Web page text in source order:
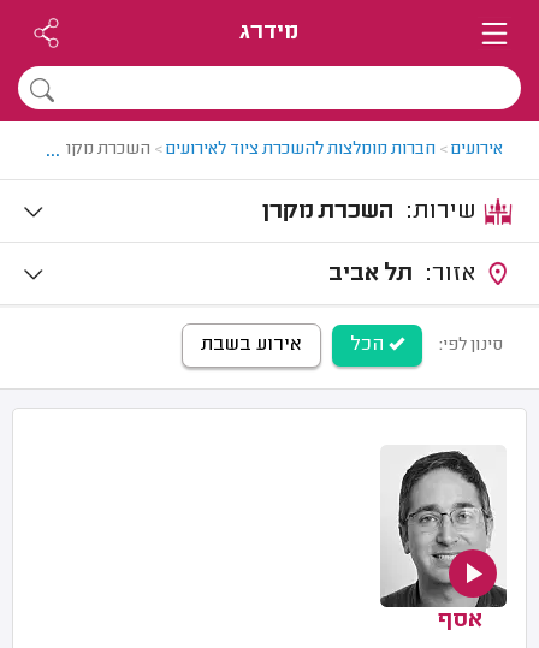
מידרג
אירועים> חברות מומלצות להשכרת ציוד לאירועים> השכרת מקרן...
השכרת מקרן
תל אביב
סינון לפי: הכל אירוע בשבת
אסף